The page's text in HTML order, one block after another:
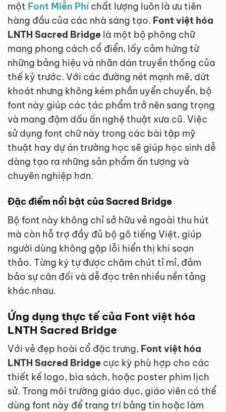
một Font Miễn Phíchất lượng luôn là ưu tiên
hàng đầu của các nhà sáng tạo. Font việt hóa
LNTH Sacred Bridge là một bộ phông chữ
mang phong cách cổ điển, lấy cảm hứng từ
những bảng hiệu và nhãn dán truyền thống của
thế kỷ trước. Với các đường nét mạnh mẽ, dứt
khoát nhưng không kém phần uyển chuyển, bộ
font này giúp các tác phẩm trở nên sang trọng
và mang đậm dấu ấn nghệ thuật xưa cũ. Việc
sử dụng font chữ này trong các bài tập mỹ
thuật hay dự án trường học sẽ giúp học sinh dễ
dàng tạo ra những sản phẩm ấn tượng và
chuyên nghiệp hơn.
Đặc điểm nổi bật của Sacred Bridge
Bộ font này không chỉ sở hữu vẻ ngoài thu hút
mà còn hỗ trợ đầy đủ bộ gõ tiếng Việt, giúp
người dùng không gặp lỗi hiển thị khi soạn
thảo. Từng ký tự được chăm chút tỉ mỉ, đảm
bảo sự cân đối và dễ đọc trên nhiều nền tảng
khác nhau.
Ứng dụng thực tế của Font việt hóa
LNTH Sacred Bridge
Với vẻ đẹp hoài cổ đặc trưng, Font việt hóa
LNTH Sacred Bridge cực kỳ phù hợp cho các
thiết kế logo, bìa sách, hoặc poster phim lịch
sử. Trong môi trường giáo dục, giáo viên có thể
dùng font này để trang trí bảng tin hoặc làm